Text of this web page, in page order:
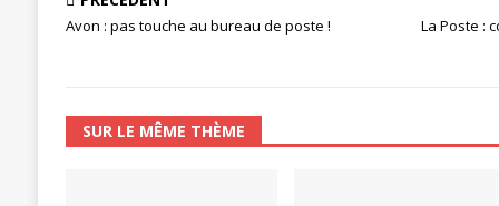
Avon : pas touche au bureau de poste !
La Poste :
SUR LE MÊME THÈME